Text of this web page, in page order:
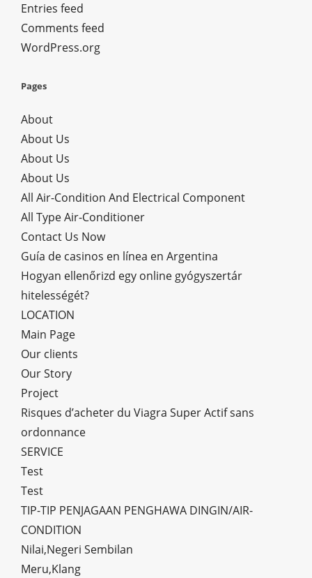
Entries feed
Comments feed
WordPress.org
Pages
About
About Us
About Us
About Us
All Air-Condition And Electrical Component
All Type Air-Conditioner
Contact Us Now
Guía de casinos en línea en Argentina
Hogyan ellenőrizd egy online gyógyszertár
hitelességét?
LOCATION
Main Page
Our clients
Our Story
Project
Risques d’acheter du Viagra Super Actif sans
ordonnance
SERVICE
Test
Test
TIP-TIP PENJAGAAN PENGHAWA DINGIN/AIR-
CONDITION
Nilai,Negeri Sembilan
Meru,Klang